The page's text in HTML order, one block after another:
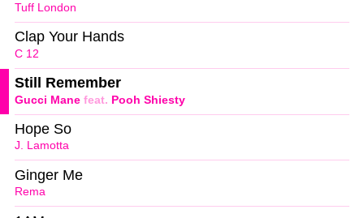
Tuff London
C 12
Clap Your Hands
Gucci Mane feat. Pooh Shiesty
Still Remember
J. Lamotta
Hope So
Rema
Ginger Me